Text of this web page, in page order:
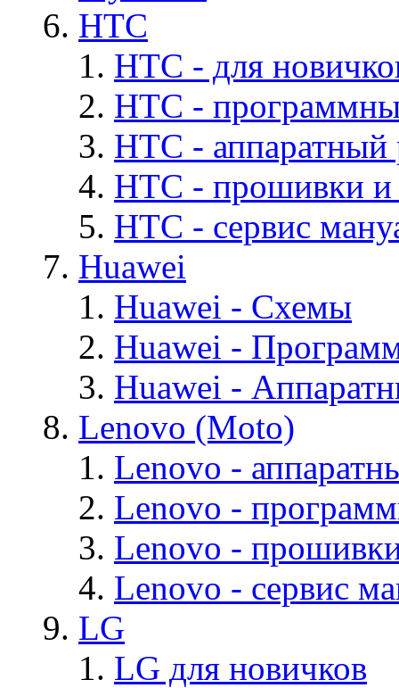
HTC
HTC - для
HTC -
HTC - аппаратный
HTC - прошивки
HTC - cервис
Huawei
Huawei - Cхемы
Huawei -
Huawei -
Lenovo (Moto)
Lenovo -
Lenovo -
Lenovo -
Lenovo - cервис
LG
LG для новичков